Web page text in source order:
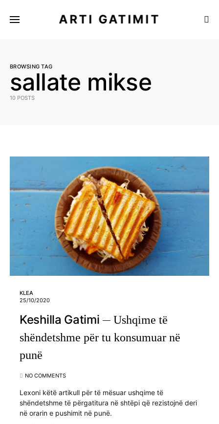
ARTI GATIMIT
BROWSING TAG
sallate mikse
10 POSTS
KLEA
25/10/2020
Keshilla Gatimi
Ushqime të
shëndetshme për tu konsumuar në
punë
NO COMMENTS
Lexoni këtë artikull për të mësuar ushqime të
shëndetshme të përgatitura në shtëpi që rezistojnë deri
në orarin e pushimit në punë.